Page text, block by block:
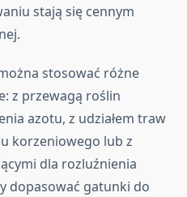
stają się cennym
stosować różne
z przewagą roślin
azotu, z udziałem traw
korzeniowego lub z
dla rozluźnienia
dopasować gatunki do